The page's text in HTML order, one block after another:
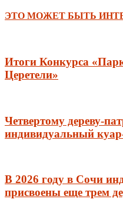
ЭТО МОЖЕТ БЫТЬ
Итоги Конкурса
Церетели»
Четвертому дереву-
индивидуальный
В 2026 году в Сочи
присвоены еще трем